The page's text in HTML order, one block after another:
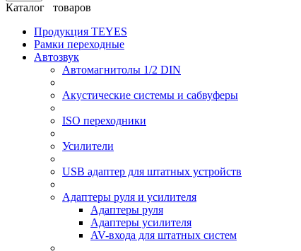
Каталог товаров
Продукция TEYES
Рамки переходные
Автозвук
Автомагнитолы 1/2 DIN
Акустические системы и сабвуферы
ISO переходники
Усилители
USB адаптер для штатных устройств
Адаптеры руля и усилителя
Адаптеры руля
Адаптеры усилителя
AV-входа для штатных систем